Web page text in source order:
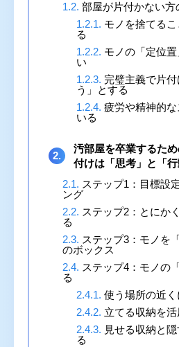
1.2. 部屋が片付かない方
1.2.1. モノを捨てる
る
1.2.2. モノの「定位
い
1.2.3. 完璧主義で片
う」とする
1.2.4. 疲労や精神的
いる
2.
汚部屋を卒業するた
付けは「思考」と「
2.1. ステップ1：目標設
ング
2.2. ステップ2：とにか
る
2.3. ステップ3：モノを
のボックス
2.4. ステップ4：モノの
る
2.4.1. 使う場所の近く
2.4.2. 立てる収納を活
2.4.3. 見せる収納と
る